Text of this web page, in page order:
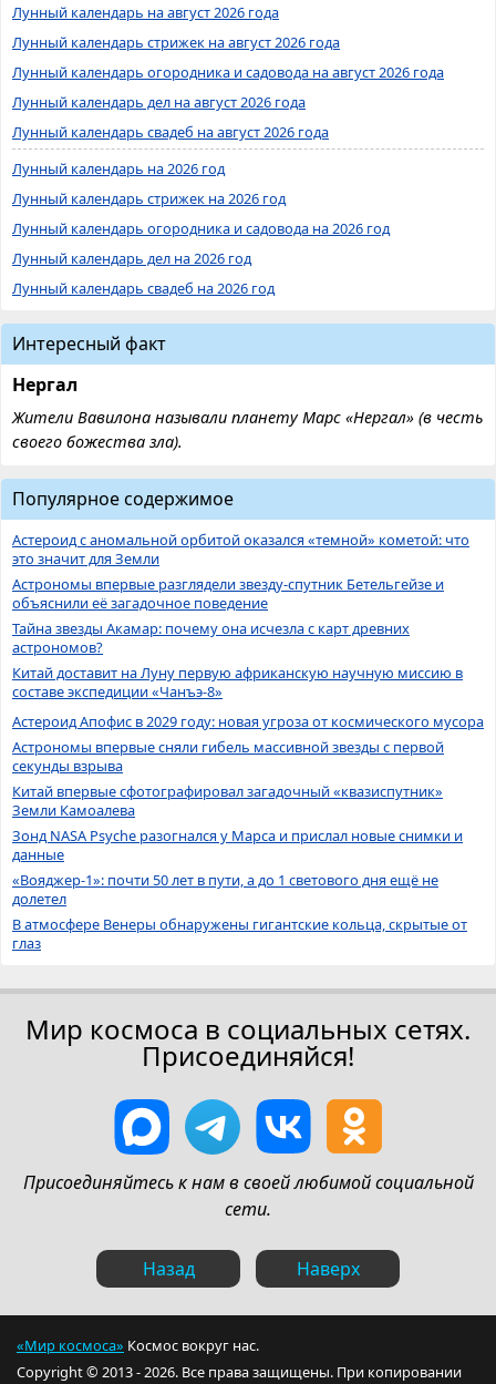
Лунный календарь на август 2026 года
Лунный календарь стрижек на август 2026 года
Лунный календарь огородника и садовода на август 2026 года
Лунный календарь дел на август 2026 года
Лунный календарь свадеб на август 2026 года
Лунный календарь на 2026 год
Лунный календарь стрижек на 2026 год
Лунный календарь огородника и садовода на 2026 год
Лунный календарь дел на 2026 год
Лунный календарь свадеб на 2026 год
Интересный факт
Нергал
Жители Вавилона называли планету Марс «Нергал» (в честь
своего божества зла).
Популярное содержимое
Астероид с аномальной орбитой оказался «темной» кометой: что
это значит для Земли
Астрономы впервые разглядели звезду-спутник Бетельгейзе и
объяснили её загадочное поведение
Тайна звезды Акамар: почему она исчезла с карт древних
астрономов?
Китай доставит на Луну первую африканскую научную миссию в
составе экспедиции «Чанъэ-8»
Астероид Апофис в 2029 году: новая угроза от космического мусора
Астрономы впервые сняли гибель массивной звезды с первой
секунды взрыва
Китай впервые сфотографировал загадочный «квазиспутник»
Земли Камоалева
Зонд NASA Psyche разогнался у Марса и прислал новые снимки и
данные
«Вояджер-1»: почти 50 лет в пути, а до 1 светового дня ещё не
долетел
В атмосфере Венеры обнаружены гигантские кольца, скрытые от
глаз
Мир космоса в социальных сетях.
Присоединяйся!
Присоединяйтесь к нам в своей любимой социальной
сети.
Назад Наверх
«Мир космоса» Космос вокруг нас.
Copyright © 2013 - 2026. Все права защищены. При копировании